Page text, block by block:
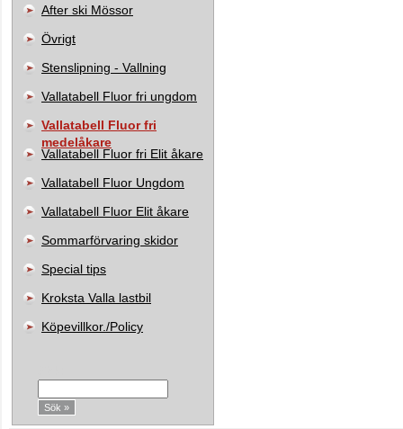
After ski Mössor
Övrigt
Stenslipning - Vallning
Vallatabell Fluor fri ungdom
Vallatabell Fluor fri
medelåkare
Vallatabell Fluor fri Elit åkare
Vallatabell Fluor Ungdom
Vallatabell Fluor Elit åkare
Sommarförvaring skidor
Special tips
Kroksta Valla lastbil
Köpevillkor./Policy